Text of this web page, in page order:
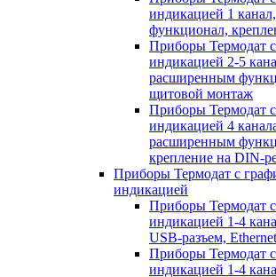
индикацией 1
функционал,
Приборы Термодат
индикацией 2-5
расширенным
щитовой монтаж
Приборы Термодат
индикацией 4
расширенным
крепление на DIN-
Приборы Термодат с
индикацией
Приборы Термодат
индикацией 1-4
USB-разъем, Ethernet
Приборы Термодат
индикацией 1-4